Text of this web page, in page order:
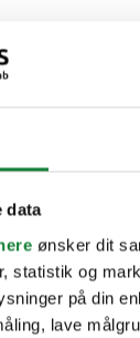
data
ønsker dit
statistik og
på din
lave